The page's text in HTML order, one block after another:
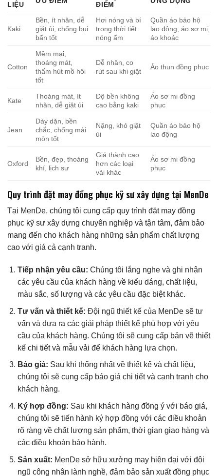
LIỆU
ĐIỂM
Kaki
Bền, ít nhăn, dễ
giặt ủi, chống bụi
bẩn tốt
Hơi nóng và bí
trong thời tiết
nóng ẩm
Quần áo bảo hộ
lao động, áo sơ mi,
áo khoác
Cotton
Mềm mại,
thoáng mát,
thấm hút mồ hôi
tốt
Dễ nhăn, co
rút sau khi giặt
Áo thun đồng phục
Kate
Thoáng mát, ít
nhăn, dễ giặt ủi
Độ bền không
cao bằng kaki
Áo sơ mi đồng
phục
Jean
Dày dặn, bền
chắc, chống mài
mòn tốt
Nặng, khó giặt
ủi
Quần áo bảo hộ
lao động
Oxford
Bền, đẹp, thoáng
khí, lịch sự
Giá thành cao
hơn các loại
vải khác
Áo sơ mi đồng
phục
Quy trình đặt may đồng phục kỹ sư xây dựng tại MenDe
Tại MenDe, chúng tôi cung cấp quy trình đặt may đồng
phục kỹ sư xây dựng chuyên nghiệp và tận tâm, đảm bảo
mang đến cho khách hàng những sản phẩm chất lượng
cao với giá cả cạnh tranh.
Tiếp nhận yêu cầu: Chúng tôi lắng nghe và ghi nhận
các yêu cầu của khách hàng về kiểu dáng, chất liệu,
màu sắc, số lượng và các yêu cầu đặc biệt khác.
Tư vấn và thiết kế: Đội ngũ thiết kế của MenDe sẽ tư
vấn và đưa ra các giải pháp thiết kế phù hợp với yêu
cầu của khách hàng. Chúng tôi sẽ cung cấp bản vẽ thiết
kế chi tiết và mẫu vải để khách hàng lựa chọn.
Báo giá: Sau khi thống nhất về thiết kế và chất liệu,
chúng tôi sẽ cung cấp báo giá chi tiết và cạnh tranh cho
khách hàng.
Ký hợp đồng: Sau khi khách hàng đồng ý với báo giá,
chúng tôi sẽ tiến hành ký hợp đồng với các điều khoản
rõ ràng về chất lượng sản phẩm, thời gian giao hàng và
các điều khoản bảo hành.
Sản xuất: MenDe sở hữu xưởng may hiện đại với đội
ngũ công nhân lành nghề, đảm bảo sản xuất đồng phục